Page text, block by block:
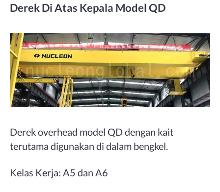
Derek Di Atas Kepala Model QD
Derek overhead model QD dengan kait
terutama digunakan di dalam bengkel.
Kelas Kerja: A5 dan A6